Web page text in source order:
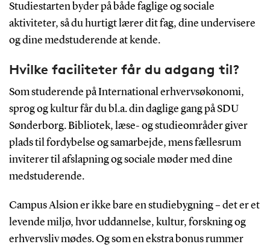
Studiestarten byder på både faglige og sociale
aktiviteter, så du hurtigt lærer dit fag, dine undervisere
og dine medstuderende at kende.
Hvilke faciliteter får du adgang til?
Som studerende på International erhvervsøkonomi,
sprog og kultur får du bl.a. din daglige gang på SDU
Sønderborg. Bibliotek, læse- og studieområder giver
plads til fordybelse og samarbejde, mens fællesrum
inviterer til afslapning og sociale møder med dine
medstuderende.
Campus Alsion er ikke bare en studiebygning – det er et
levende miljø, hvor uddannelse, kultur, forskning og
erhvervsliv mødes. Og som en ekstra bonus rummer